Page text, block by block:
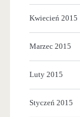
Kwiecień 2015
Marzec 2015
Luty 2015
Styczeń 2015